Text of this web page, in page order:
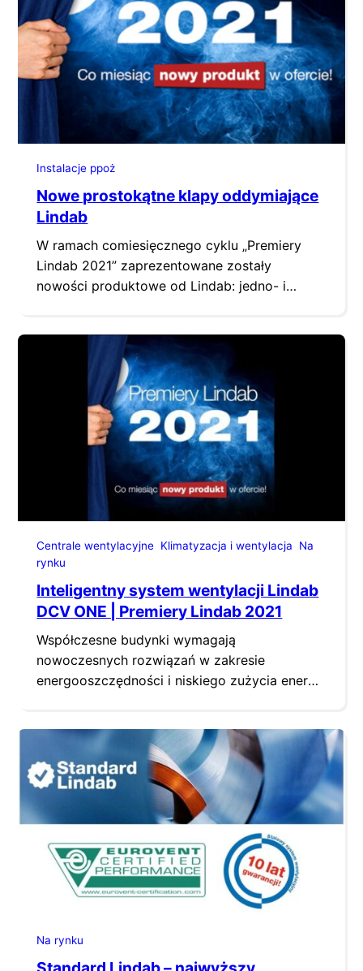
ekologiczny sposób. Pompy ciepła powietrze-
woda podczas wytwarzania ciepła nie
generują spalin, są więc bezpieczne dla
środowiska. Oferują trzy funkcje w jednym
urządzeniu,…
Instalacje ppoż
Nowe prostokątne klapy oddymiające
Lindab
W ramach comiesięcznego cyklu „Premiery
Lindab 2021” zaprezentowane zostały
nowości produktowe od Lindab: jedno- i
przebywających w budynkach to jedno
z najważniejszych zadań profesjonalnych
rozwiązań i systemów przeciwpożarowych. Za
szybkie odprowadzenie trujących
i szkodliwych gazów, dymu oraz gorącego
powietrza powstałych w przypadku pożaru
odpowiadają systemy oddymiania, których
istotnym elementem…
Centrale wentylacyjne Klimatyzacja i wentylacja
Na
rynku
Inteligentny system wentylacji Lindab
DCV ONE | Premiery Lindab 2021
Współczesne budynki wymagają
nowoczesnych rozwiązań w zakresie
energooszczędności i niskiego zużycia energii.
inteligentny system wentylacji o nazwie Lindab
DCV ONE. Zastosowanie większości
systemów DCV (skrót od Demand Control
Ventilation), czyli systemów wentylacyjnych ze
zmiennym przepływem powietrza, zgodnym
z rzeczywistymi potrzebami osób
znajdujących się w pomieszczeniach, wymaga
zastosowania…
Na rynku